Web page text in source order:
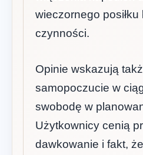
wieczornego
czynności.
Opinie wskazują
samopoczucie w
swobodę w
Użytkownicy cenią
dawkowanie i fakt,